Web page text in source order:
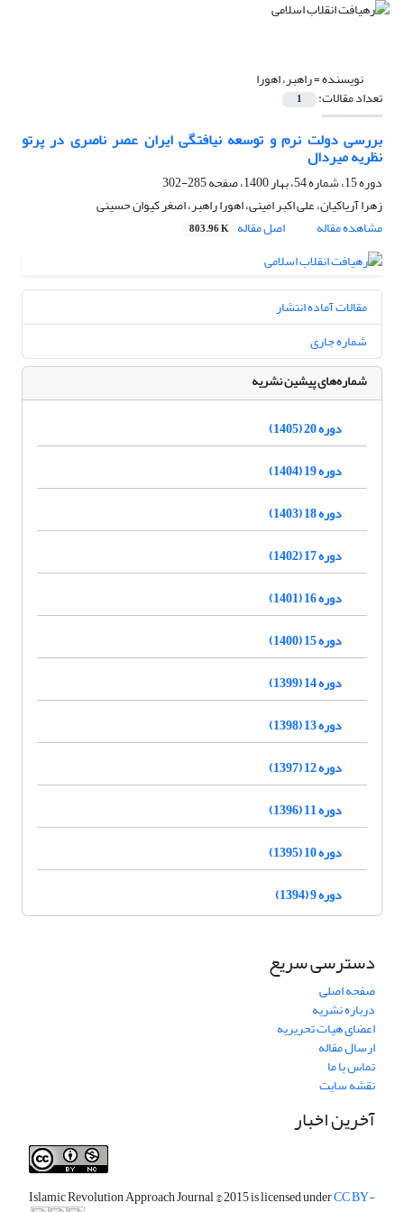
نویسنده =راهبر، اهورا
تعداد مقالات: 1
بررسی دولت نرم و توسعه نیافتگی ایران عصر ناصری در پرتو
نظریه میردال
دوره 15، شماره 54، بهار 1400، صفحه
285-302
زهرا آریاکیان، علی اکبر امینی، اهورا راهبر، اصغر کیوان حسینی
مشاهده مقاله
اصل مقاله 803.96 K
مقالات آماده انتشار
شماره جاری
شماره‌های پیشین نشریه
دوره 20 (1405)
دوره 19 (1404)
دوره 18 (1403)
دوره 17 (1402)
دوره 16 (1401)
دوره 15 (1400)
دوره 14 (1399)
دوره 13 (1398)
دوره 12 (1397)
دوره 11 (1396)
دوره 10 (1395)
دوره 9 (1394)
دسترسی سریع
صفحه اصلی
درباره نشریه
اعضای هیات تحریریه
ارسال مقاله
تماس با ما
نقشه سایت
آخرین اخبار
Islamic Revolution Approach Journal© 2015 is licensed underCC BY-